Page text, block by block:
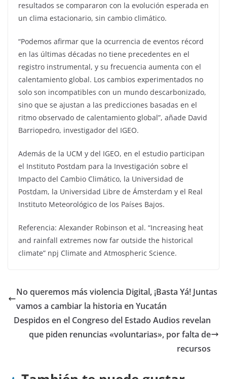
resultados se compararon con la evolución esperada en
un clima estacionario, sin cambio climático.
“Podemos afirmar que la ocurrencia de eventos récord
en las últimas décadas no tiene precedentes en el
registro instrumental, y su frecuencia aumenta con el
calentamiento global. Los cambios experimentados no
solo son incompatibles con un mundo descarbonizado,
sino que se ajustan a las predicciones basadas en el
ritmo observado de calentamiento global”, añade David
Barriopedro, investigador del IGEO.
Además de la UCM y del IGEO, en el estudio participan
el Instituto Postdam para la Investigación sobre el
Impacto del Cambio Climático, la Universidad de
Postdam, la Universidad Libre de Ámsterdam y el Real
Instituto Meteorológico de los Países Bajos.
Referencia: Alexander Robinson et al. “Increasing heat
and rainfall extremes now far outside the historical
climate” npj Climate and Atmospheric Science.
No queremos más violencia Digital, ¡Basta Yá! Juntas
vamos a cambiar la historia en Yucatán
Despidos en el Congreso del Estado Audios revelan
que piden renuncias «voluntarias», por falta de
recursos